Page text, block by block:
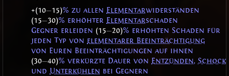
+(10—15)% zu allen Elementarwiderständen
(15—30)% erhöhter Elementarschaden
Gegner erleiden (15—20)% erhöhten Schaden für
jeden Typ von elementarer Beeinträchtigung
von Euren Beeinträchtigungen auf ihnen
(30—40)% verkürzte Dauer von Entzünden, Schock
und Unterkühlen bei Gegnern